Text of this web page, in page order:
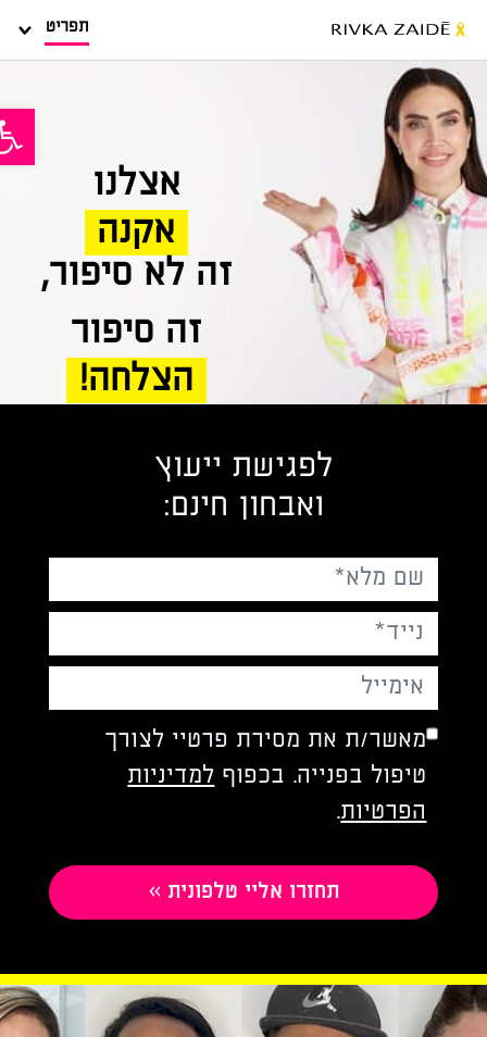
פתח
תפריט
אצלנו
אקנה
זה לא סיפור,
זה סיפור
הצלחה!
לפגישת ייעוץ
ואבחון חינם:
מאשר/ת את מסירת פרטיי לצורך
טיפול בפנייה. בכפוףלמדיניות
הפרטיות.
leave
this
empty.